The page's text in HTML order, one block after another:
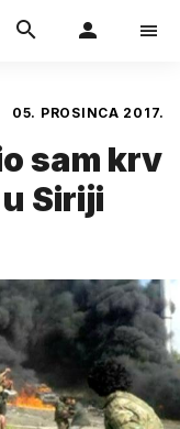
05. PROSINCA 2017.
sam krv
Siriji